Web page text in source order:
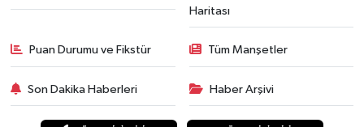
Haritası
Puan Durumu ve Fikstür Tüm Manşetler
Son Dakika Haberleri Haber Arşivi